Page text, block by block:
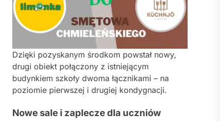
Dzięki pozyskanym środkom powstał nowy,
drugi obiekt połączony z istniejącym
budynkiem szkoły dwoma łącznikami – na
poziomie pierwszej i drugiej kondygnacji.
Nowe sale i zaplecze dla uczniów